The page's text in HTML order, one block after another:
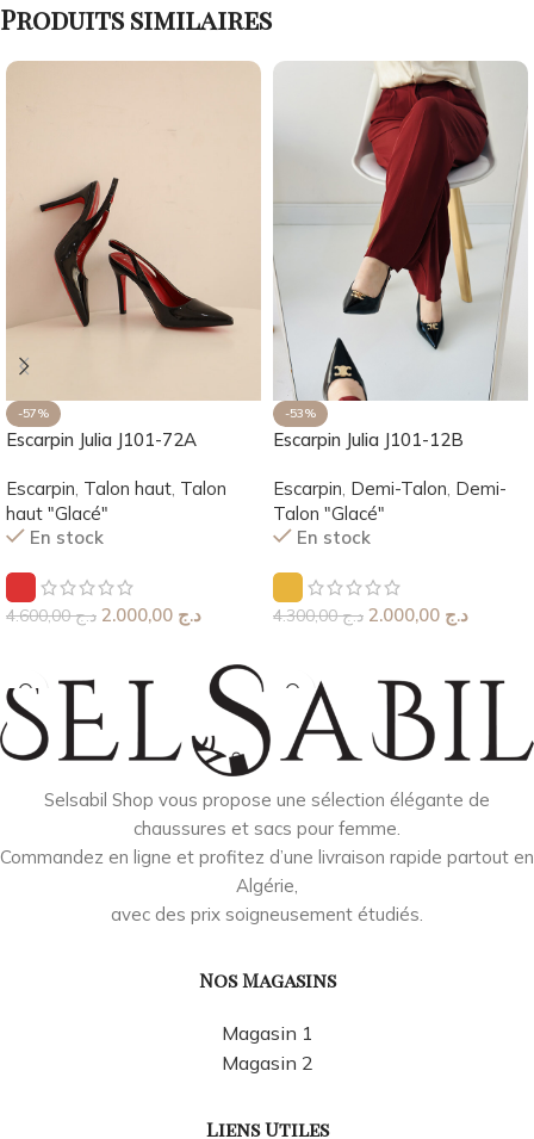
Produits similaires
-57%
Escarpin Julia J101-72A
Escarpin, Talon haut, Talon
haut "Glacé"
En stock
د.ج4.600,00 د.ج
-53%
Escarpin Julia J101-12B
Escarpin, Demi-Talon, Demi-
Talon "Glacé"
En stock
د.ج4.300,00 د.ج
Selsabil Shop vous propose une sélection élégante de
chaussures et sacs pour femme.
Commandez en ligne et profitez d’une livraison rapide partout en
Algérie,
avec des prix soigneusement étudiés.
Nos Magasins
Magasin 1
Magasin 2
Liens Utiles